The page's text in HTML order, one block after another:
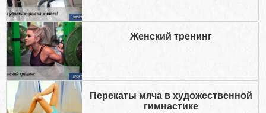
Женский тренинг
Перекаты мяча в художественной
гимнастике